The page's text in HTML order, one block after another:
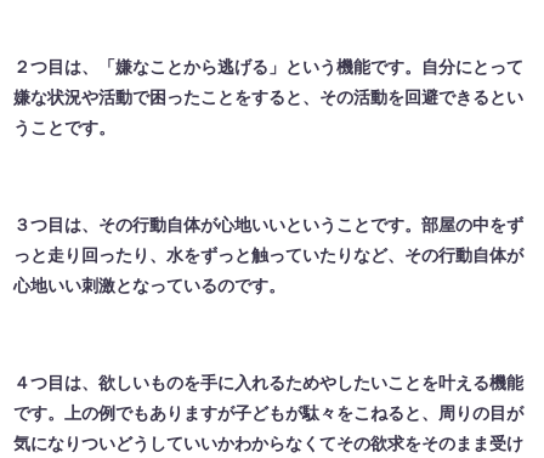
２つ目は、「嫌なことから逃げる」という機能です。自分にとって
嫌な状況や活動で困ったことをすると、その活動を回避できるとい
うことです。
３つ目は、その行動自体が心地いいということです。部屋の中をず
っと走り回ったり、水をずっと触っていたりなど、その行動自体が
心地いい刺激となっているのです。
４つ目は、欲しいものを手に入れるためやしたいことを叶える機能
です。上の例でもありますが子どもが駄々をこねると、周りの目が
気になりついどうしていいかわからなくてその欲求をそのまま受け